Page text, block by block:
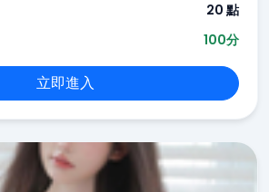
20 點
100分
立即進入